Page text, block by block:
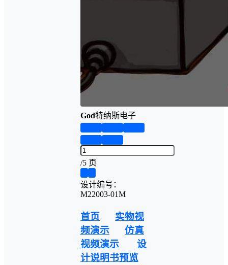
God特纳斯电子
/5 页
设计编号：
M22003-01M
首页
实物视
频演示
仿真
视频演示
设
计说明书预览